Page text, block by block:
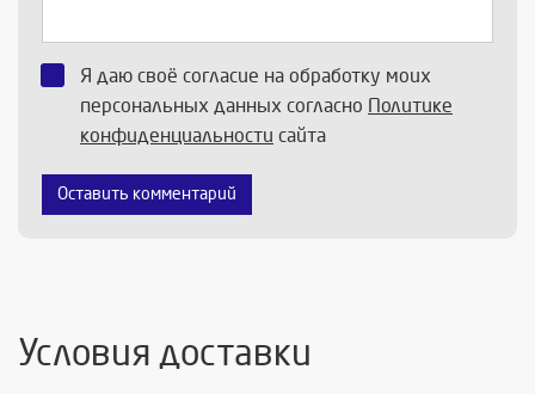
Я даю своё согласие на обработку моих
персональных данных согласно Политике
конфиденциальности сайта
Оставить комментарий
Условия доставки